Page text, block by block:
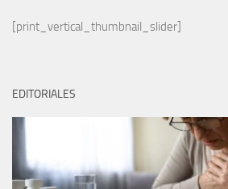
[print_vertical_thumbnail_slider]
EDITORIALES